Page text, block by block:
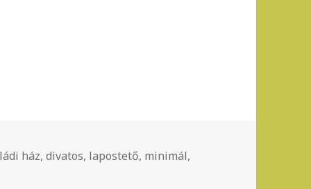
ház,divatos, lapostető, minimál,